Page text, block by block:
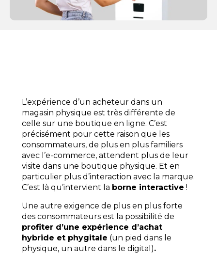
L’expérience d’un acheteur dans un
magasin physique est très différente de
celle sur une boutique en ligne. C’est
précisément pour cette raison que les
consommateurs, de plus en plus familiers
avec l’e-commerce, attendent plus de leur
visite dans une boutique physique. Et en
particulier plus d’interaction avec la marque.
C’est là qu’intervient la borne interactive !
Une autre exigence de plus en plus forte
des consommateurs est la possibilité de
profiter d’une expérience d’achat
hybride et phygitale (un pied dans le
physique, un autre dans le digital).